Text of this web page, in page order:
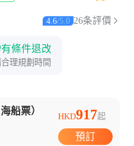
4.6/5.0 26条評價
有條件退改
理規劃時間
船票） HKD917起
預訂